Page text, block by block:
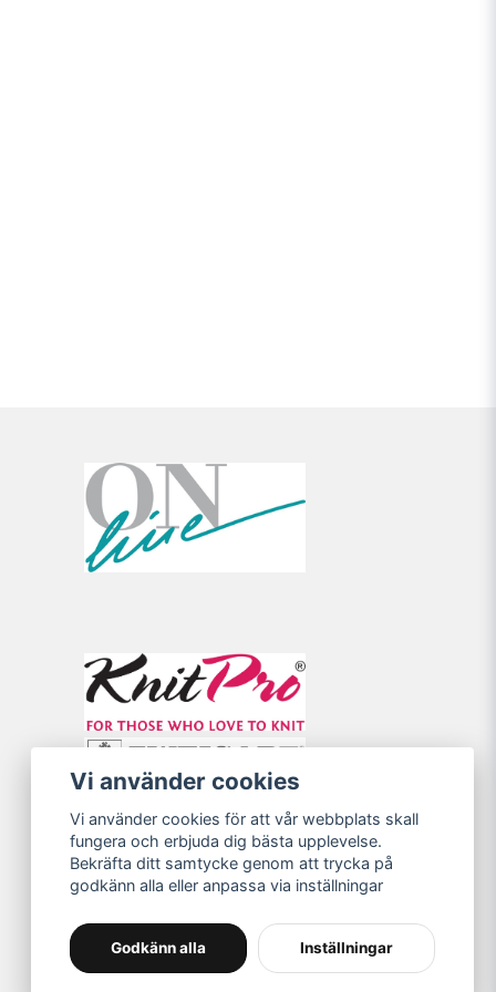
Vi använder cookies
Vi använder cookies för att vår webbplats skall
fungera och erbjuda dig bästa upplevelse.
Bekräfta ditt samtycke genom att trycka på
godkänn alla eller anpassa via inställningar
Godkänn alla Inställningar